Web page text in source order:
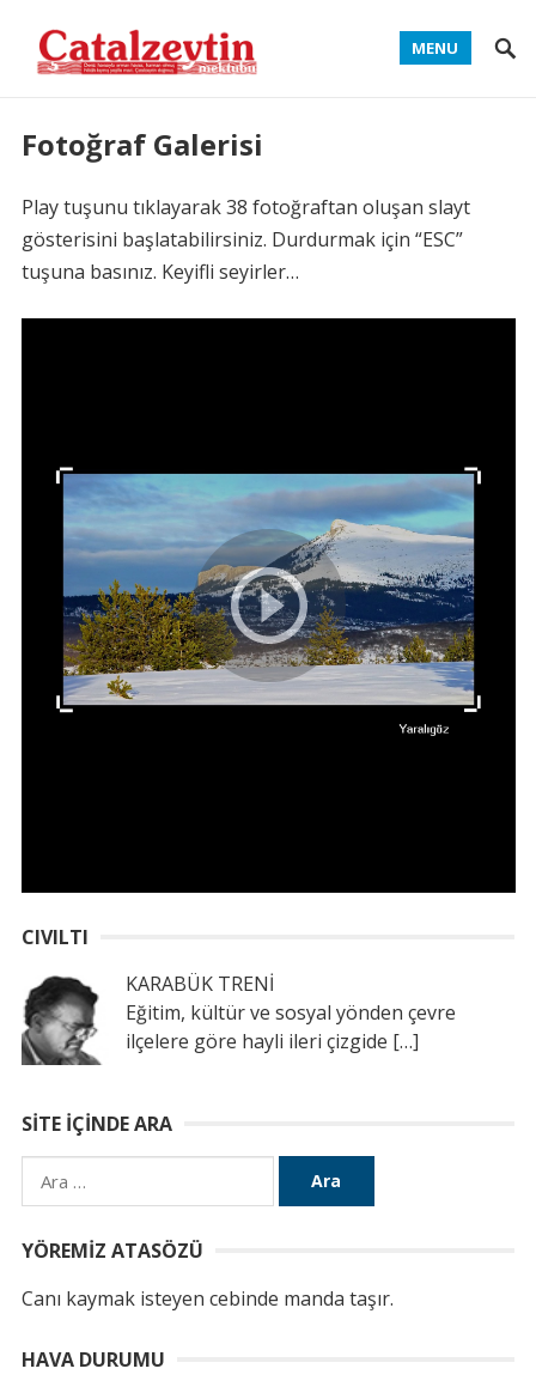
MENU
Fotoğraf Galerisi
Play tuşunu tıklayarak 38 fotoğraftan oluşan slayt
gösterisini başlatabilirsiniz. Durdurmak için “ESC”
tuşuna basınız. Keyifli seyirler…
CIVILTI
KARABÜK TRENİ
Eğitim, kültür ve sosyal yönden çevre
ilçelere göre hayli ileri çizgide […]
SITE İÇINDE ARA
Arama:
YÖREMIZ ATASÖZÜ
Canı kaymak isteyen cebinde manda taşır.
HAVA DURUMU